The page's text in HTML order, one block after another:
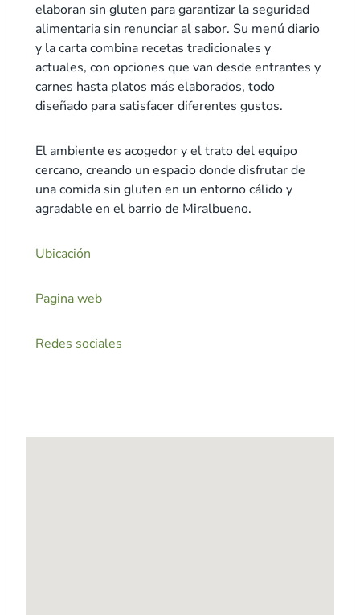
elaboran sin gluten para garantizar la seguridad
alimentaria sin renunciar al sabor. Su menú diario
y la carta combina recetas tradicionales y
actuales, con opciones que van desde entrantes y
carnes hasta platos más elaborados, todo
diseñado para satisfacer diferentes gustos.
El ambiente es acogedor y el trato del equipo
cercano, creando un espacio donde disfrutar de
una comida sin gluten en un entorno cálido y
agradable en el barrio de Miralbueno.
Ubicación
Pagina web
Redes sociales